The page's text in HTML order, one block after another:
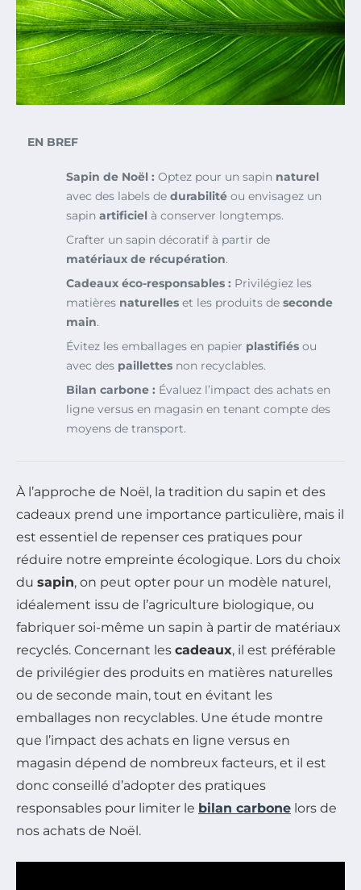
EN BREF
Sapin de Noël : Optez pour un sapin naturel
avec des labels de durabilité ou envisagez un
sapin artificiel à conserver longtemps.
Crafter un sapin décoratif à partir de
matériaux de récupération.
Cadeaux éco-responsables : Privilégiez les
matières naturelles et les produits de seconde
main.
Évitez les emballages en papier plastifiés ou
avec des paillettes non recyclables.
Bilan carbone : Évaluez l’impact des achats en
ligne versus en magasin en tenant compte des
moyens de transport.
À l’approche de Noël, la tradition du sapin et des
cadeaux prend une importance particulière, mais il
est essentiel de repenser ces pratiques pour
réduire notre empreinte écologique. Lors du choix
du sapin, on peut opter pour un modèle naturel,
idéalement issu de l’agriculture biologique, ou
fabriquer soi-même un sapin à partir de matériaux
recyclés. Concernant les cadeaux, il est préférable
de privilégier des produits en matières naturelles
ou de seconde main, tout en évitant les
emballages non recyclables. Une étude montre
que l’impact des achats en ligne versus en
magasin dépend de nombreux facteurs, et il est
donc conseillé d’adopter des pratiques
responsables pour limiter le bilan carbone lors de
nos achats de Noël.